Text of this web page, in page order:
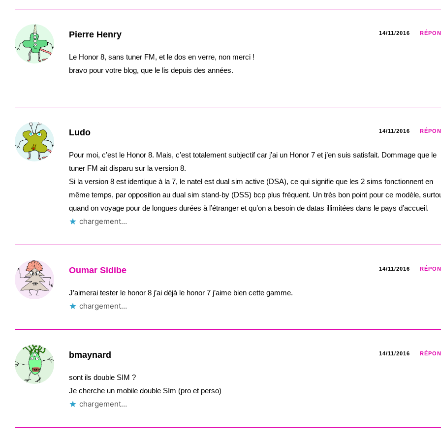
Pierre Henry 14/11/2016
Le Honor 8, sans tuner FM, et le dos en verre, non merci !
bravo pour votre blog, que le lis depuis des années.
Ludo 14/11/2016
Pour moi, c’est le Honor 8. Mais, c’est totalement subjectif car j’ai un Honor 7 et j’en suis satisfait. Dommage que le
tuner FM ait disparu sur la version 8.
Si la version 8 est identique à la 7, le natel est dual sim active (DSA), ce qui signifie que les 2 sims fonctionnent en
même temps, par opposition au dual sim stand-by (DSS) bcp plus fréquent. Un très bon point pour ce modèle,
quand on voyage pour de longues durées à l’étranger et qu’on a besoin de datas illimitées dans le pays d’accueil.
chargement…
Oumar Sidibe 14/11/2016
J’aimerai tester le honor 8 j’ai déjà le honor 7 j’aime bien cette gamme.
chargement…
bmaynard 14/11/2016
sont ils double SIM ?
Je cherche un mobile double SIm (pro et perso)
chargement…